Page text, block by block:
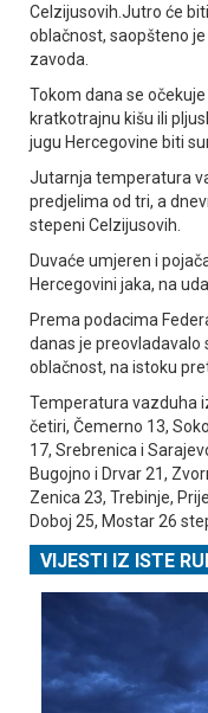
Celzijusovih.Јutro će
oblačnost, saopšteno
zavoda.
Tokom dana se
kratkotrajnu kišu ili
jugu Hercegovine biti
Јutarnja temperatura
predjelima od tri, a
stepeni Celzijusovih.
Duvaće umjeren i
Hercegovini jaka, na
Prema podacima
danas je preovladavalo
oblačnost, na istoku
Temperatura vazduha
četiri, Čemerno 13,
17, Srebrenica i
Bugojno i Drvar 21,
Zenica 23, Trebinje,
Doboj 25, Mostar 26
VIJESTI IZ ISTE